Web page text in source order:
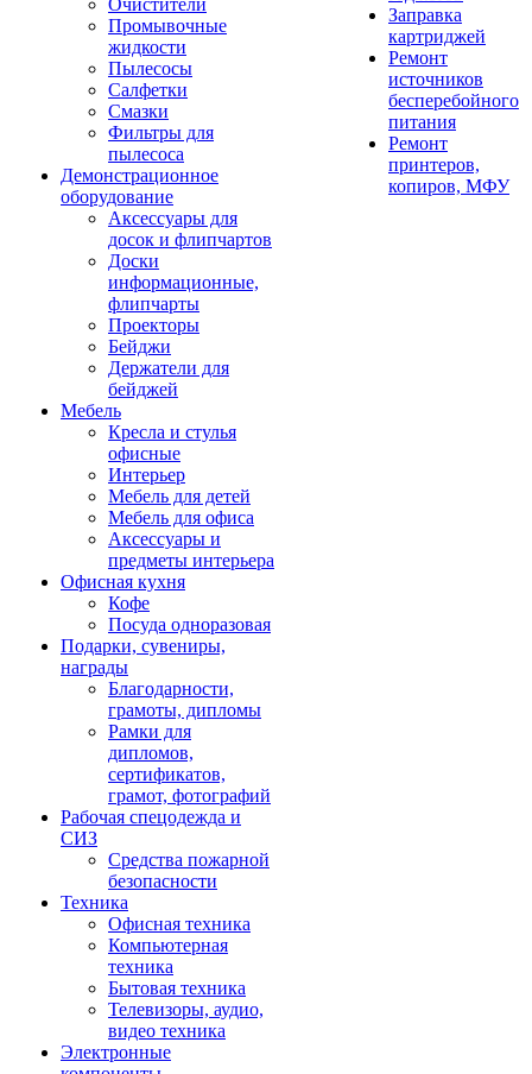
Очистители
Промывочные
жидкости
Пылесосы
Салфетки
Смазки
Фильтры для
пылесоса
Демонстрационное
оборудование
Аксессуары для
досок и флипчартов
Доски
информационные,
флипчарты
Проекторы
Бейджи
Держатели для
бейджей
Мебель
Кресла и стулья
офисные
Интерьер
Мебель для детей
Мебель для офиса
Аксессуары и
предметы интерьера
Офисная кухня
Кофе
Посуда одноразовая
Подарки, сувениры,
награды
Благодарности,
грамоты, дипломы
Рамки для
дипломов,
сертификатов,
грамот, фотографий
Рабочая спецодежда и
СИЗ
Средства пожарной
безопасности
Техника
Офисная техника
Компьютерная
техника
Бытовая техника
Телевизоры, аудио,
видео техника
Электронные
Заправка
картриджей
Ремонт
источников
бесперебойного
питания
Ремонт
принтеров,
копиров, МФУ